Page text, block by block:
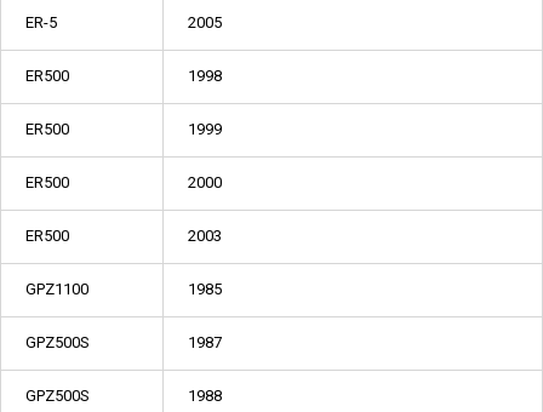
ER-5 2005
ER500 1998
ER500 1999
ER500 2000
ER500 2003
GPZ1100 1985
GPZ500S 1987
GPZ500S 1988